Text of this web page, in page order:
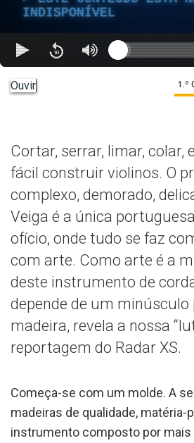
INDISPONÍVEL
Ouvir 1.º
Cortar, serrar, limar, colar,
fácil construir violinos. O
complexo, demorado,
Veiga é a única
ofício, onde tudo se faz
com arte. Como arte é a
deste instrumento de
depende de um minúsculo
madeira, revela a nossa
reportagem do Radar XS.
Começa-se com um molde. A
madeiras de qualidade, matéria-
instrumento composto por mais